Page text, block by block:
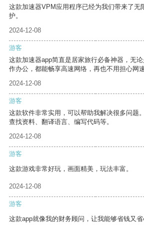
这款加速器VPM应用程序已经为我们带来了无
护。
2024-12-08
游客
这款加速器app简直是居家旅行必备神器，无
作办公，都能畅享高速网络，再也不用担心网速
2024-12-08
游客
这款软件非常实用，可以帮助我解决很多问题
查找资料、翻译语言、编写代码等。
2024-12-08
游客
这款游戏非常好玩，画面精美，玩法丰富。
2024-12-08
游客
这款app就像我的财务顾问，让我能够省钱又省